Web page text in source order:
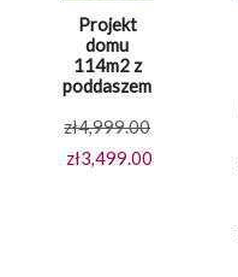
Projekt
domu
114m2 z
poddaszem
zł4,999.00Pierwotna
cena
zł3,499.00Aktualna